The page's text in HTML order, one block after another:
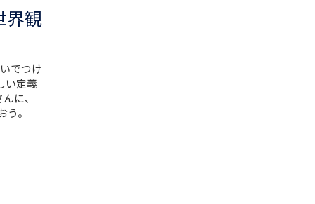
界観
でつけ
い定義
に、
。